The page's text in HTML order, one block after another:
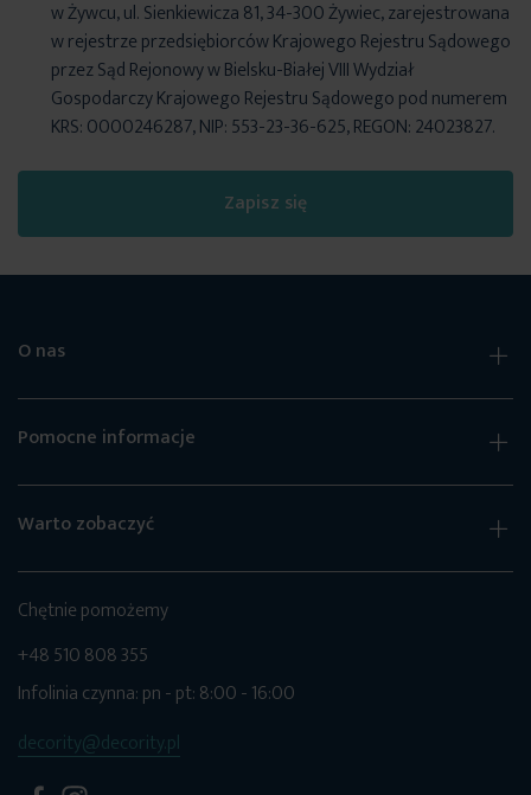
Zapisz się
w Żywcu, ul. Sienkiewicza 81, 34-300 Żywiec, zarejestrowana
w rejestrze przedsiębiorców Krajowego Rejestru Sądowego
przez Sąd Rejonowy w Bielsku-Białej VIII Wydział
Gospodarczy Krajowego Rejestru Sądowego pod numerem
KRS: 0000246287, NIP: 553-23-36-625, REGON: 24023827.
O nas
Pomocne informacje
Warto zobaczyć
Chętnie pomożemy
+48 510 808 355
Infolinia czynna: pn - pt: 8:00 - 16:00
decority@decority.pl